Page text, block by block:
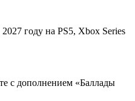
году на PS5, Xbox Series
с дополнением «Баллады